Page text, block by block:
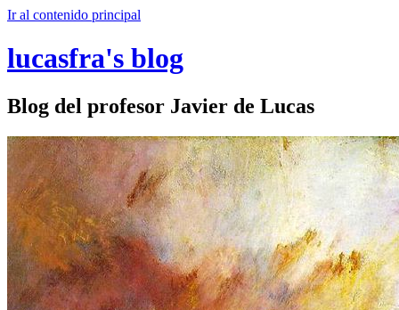
Ir al contenido principal
lucasfra's blog
Blog del profesor Javier de Lucas